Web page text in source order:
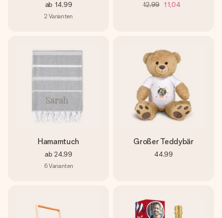
ab 14,99
2 Varianten
12,99 11,04
Hamamtuch
ab 24,99
6Varianten
Großer Teddybär
44,99